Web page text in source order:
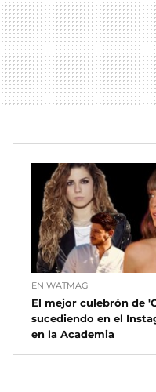
EN WATMAG
El mejor culebrón de
sucediendo en el
en la Academia